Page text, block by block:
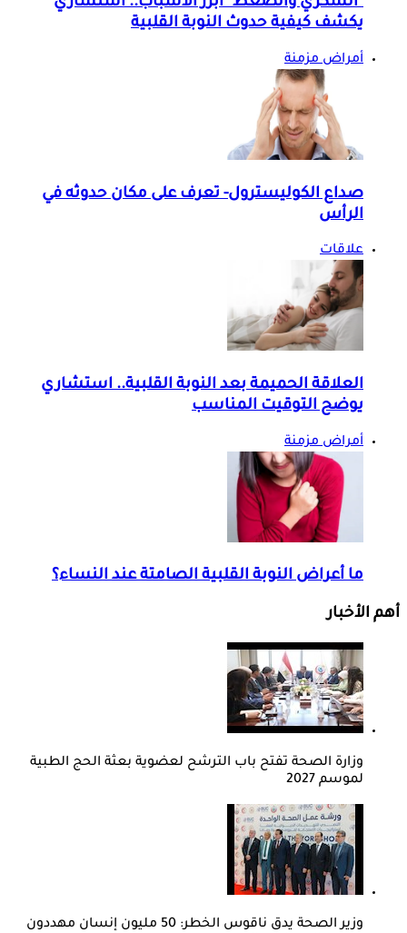
يكشف كيفية حدوث النوبة القلبية
أمراض مزمنة
صداع الكوليسترول- تعرف على مكان حدوثه في
الرأس
علاقات
العلاقة الحميمة بعد النوبة القلبية.. استشاري
يوضح التوقيت المناسب
أمراض مزمنة
ما أعراض النوبة القلبية الصامتة عند النساء؟
أهم الأخبار
وزارة الصحة تفتح باب الترشح لعضوية بعثة الحج الطبية
لموسم 2027
وزير الصحة يدق ناقوس الخطر: 50 مليون إنسان مهددون